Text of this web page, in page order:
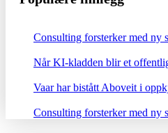
Consulting forsterker med ny
Når KI-kladden blir et
Vaar har bistått Aboveit i
Consulting forsterker med ny